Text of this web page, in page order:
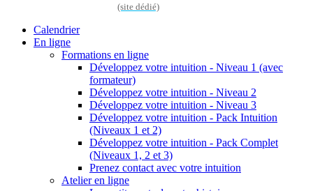
(site dédié)
Calendrier
En ligne
Formations en ligne
Développez votre intuition - Niveau 1 (avec
formateur)
Développez votre intuition - Niveau 2
Développez votre intuition - Niveau 3
Développez votre intuition - Pack Intuition
(Niveaux 1 et 2)
Développez votre intuition - Pack Complet
(Niveaux 1, 2 et 3)
Prenez contact avec votre intuition
Atelier en ligne